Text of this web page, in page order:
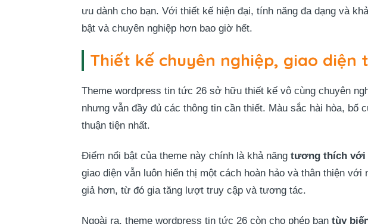
ưu dành cho bạn. Với thiết kế hiện đại, tính năng đa dạng và
bật và chuyên nghiệp hơn bao giờ hết.
Thiết kế chuyên nghiệp, giao diện
Theme wordpress tin tức 26 sở hữu thiết kế vô cùng chuyên
nhưng vẫn đầy đủ các thông tin cần thiết. Màu sắc hài hòa,
thuận tiện nhất.
Điểm nổi bật của theme này chính là khả năng tương thích với
giao diện vẫn luôn hiển thị một cách hoàn hảo và thân thiện
giả hơn, từ đó gia tăng lượt truy cập và tương tác.
Ngoài ra, theme wordpress tin tức 26 còn cho phép bạn tùy